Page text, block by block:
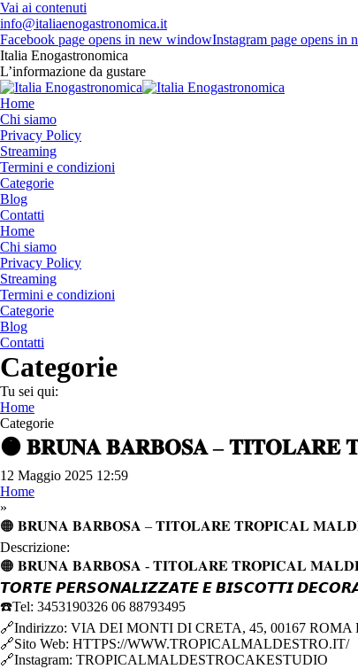
Vai ai contenuti
info@italiaenogastronomica.it
Facebook page opens in new windowInstagram page opens in
Italia Enogastronomica
L’informazione da gustare
Home
Chi siamo
Privacy Policy
Streaming
Termini e condizioni
Categorie
Blog
Contatti
Home
Chi siamo
Privacy Policy
Streaming
Termini e condizioni
Categorie
Blog
Contatti
Categorie
Tu sei qui:
Home
Categorie
🟠 𝐁𝐑𝐔𝐍𝐀 𝐁𝐀𝐑𝐁𝐎𝐒𝐀 –
12 Maggio 2025 12:59
Home
»
🟠 𝐁𝐑𝐔𝐍𝐀 𝐁𝐀𝐑𝐁𝐎𝐒𝐀 – 𝐓𝐈𝐓𝐎𝐋𝐀𝐑𝐄 𝐓𝐑𝐎𝐏𝐈𝐂𝐀𝐋
Descrizione:
🟠 𝐁𝐑𝐔𝐍𝐀 𝐁𝐀𝐑𝐁𝐎𝐒𝐀 - 𝐓𝐈𝐓𝐎𝐋𝐀𝐑𝐄 𝐓𝐑𝐎𝐏𝐈𝐂𝐀𝐋
𝙏𝙊𝙍𝙏𝙀 𝙋𝙀𝙍𝙎𝙊𝙉𝘼𝙇𝙄𝙕𝙕𝘼𝙏𝙀 𝙀 𝘽𝙄𝙎𝘾𝙊𝙏𝙏𝙄
☎️Tel: 3453190326 06 88793495
🔗Indirizzo: VIA DEI MONTI DI CRETA, 45, 00167 ROMA
🔗Sito Web: HTTPS://WWW.TROPICALMALDESTRO.IT/
🔗Instagram: TROPICALMALDESTROCAKESTUDIO